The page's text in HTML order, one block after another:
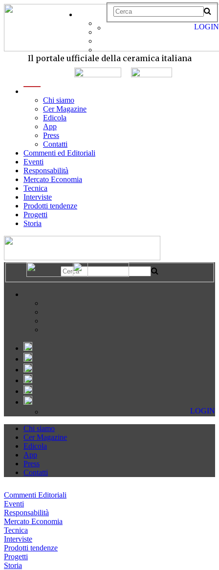
Il portale ufficiale della ceramica italiana
Chi siamo
Cer Magazine
Edicola
App
Press
Contatti
Commenti ed Editoriali
Eventi
Responsabilità
Mercato Economia
Tecnica
Interviste
Prodotti tendenze
Progetti
Storia
LOGIN
LOGIN
Chi siamo
Cer Magazine
Edicola
App
Press
Contatti
Commenti Editoriali
Eventi
Responsabilità
Mercato Economia
Tecnica
Interviste
Prodotti tendenze
Progetti
Storia